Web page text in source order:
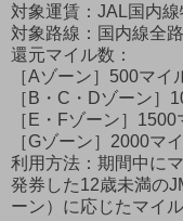
対象運賃：JAL国内
対象路線：国内線全
還元マイル数：
［Aゾーン］500マイ
［B・C・Dゾーン］
［E・Fゾーン］1500
［Gゾーン］2000マ
利用方法：期間中に
発券した12歳未満の
ーン）に応じたマイ